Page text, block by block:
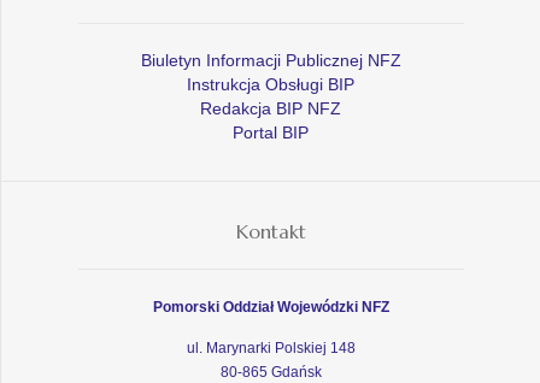
Biuletyn Informacji Publicznej NFZ
Instrukcja Obsługi BIP
Redakcja BIP NFZ
Portal BIP
Kontakt
Pomorski Oddział Wojewódzki NFZ
ul. Marynarki Polskiej 148
80-865 Gdańsk